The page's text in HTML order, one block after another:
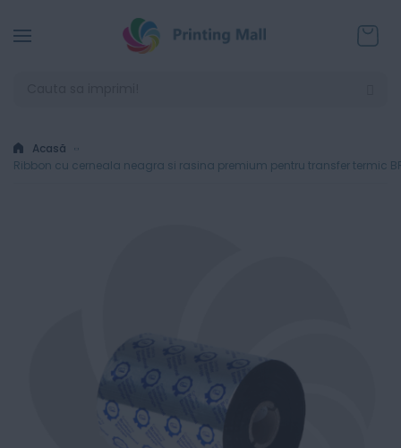
Acasă
Ribbon cu cerneala neagra si rasina premium pentru transfer termic